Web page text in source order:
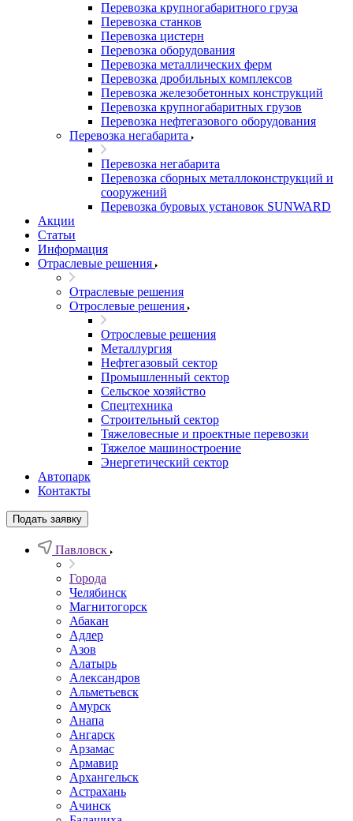
Перевозка крупногабаритного груза
Перевозка станков
Перевозка цистерн
Перевозка оборудования
Перевозка металлических ферм
Перевозка дробильных комплексов
Перевозка железобетонных конструкций
Перевозка крупногабаритных грузов
Перевозка нефтегазового оборудования
Перевозка негабарита
Перевозка негабарита
Перевозка сборных металлоконструкций и
сооружений
Перевозка буровых установок SUNWARD
Акции
Статьи
Информация
Отраслевые решения
Отраслевые решения
Отрослевые решения
Отрослевые решения
Металлургия
Нефтегазовый сектор
Промышленный сектор
Сельское хозяйство
Спецтехника
Строительный сектор
Тяжеловесные и проектные перевозки
Тяжелое машиностроение
Энергетический сектор
Автопарк
Контакты
Подать заявку
Павловск
Города
Челябинск
Магнитогорск
Абакан
Адлер
Азов
Алатырь
Александров
Альметьевск
Амурск
Анапа
Ангарск
Арзамас
Армавир
Архангельск
Астрахань
Ачинск